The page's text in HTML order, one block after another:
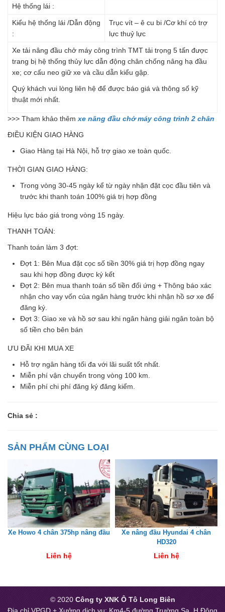
Hệ thống lái :
Kiểu hệ thống lái /Dẫn động
:
Trục vít – ê cu bi /Cơ khí có trợ
lực thuỷ lực
Xe tải nâng đầu chở máy công trình TMT tải trọng 5 tấn được
trang bị hệ thống thủy lực dẫn động chân chống nâng hạ đầu
xe; cơ cấu neo giữ xe và cầu dẫn kiểu gập.
Quý khách vui lòng liên hệ để được báo giá và thông số kỹ
thuật mới nhất.
>>> Tham khảo thêmxe nâng đầu chở máy công trình 2 chân
ĐIỀU KIỆN GIAO HÀNG
Giao Hàng tại Hà Nội, hỗ trợ giao xe toàn quốc.
THỜI GIAN GIAO HÀNG:
Trong vòng 30-45 ngày kể từ ngày nhận đặt cọc đầu tiên và
trước khi thanh toán 100% giá trị hợp đồng
Hiệu lực báo giá trong vòng 15 ngày.
THANH TOÁN:
Thanh toán làm 3 đợt:
Đợt 1: Bên Mua đặt cọc số tiền 30% giá trị hợp đồng ngay
sau khi hợp đồng được ký kết
Đợt 2: Bên mua thanh toán số tiền đối ứng + Thông báo xác
nhận cho vay vốn của ngân hàng trước khi nhận hồ sơ xe để
đăng ký.
Đợt 3: Giao xe và hồ sơ sau khi ngân hàng giải ngân toàn bộ
số tiền cho bên bán
ƯU ĐÃI KHI MUA XE
Hỗ trợ ngân hàng tối đa với lãi suất tốt nhất.
Miễn phí vận chuyển trong vòng 100 km.
Miễn phí chi phí đăng ký đăng kiểm.
Chia sẻ :
SẢN PHẨM CÙNG LOẠI
Xe Howo 4 chân 375hp nâng đầu
Liên hệ
Xe nâng đầu Hyundai 4 chân
HD320
Liên hệ
© 2020 Công ty XNK Ô Tô Long Biên